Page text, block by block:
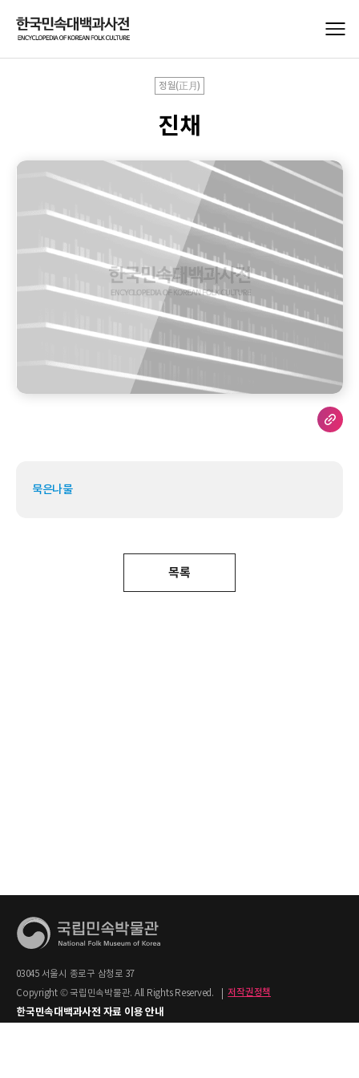
정월(正月)
진채
묵은나물
목록
03045 서울시 종로구 삼청로 37
Copyright © 국립민속박물관. All Rights Reserved.
저작권정책
한국민속대백과사전 자료 이용 안내